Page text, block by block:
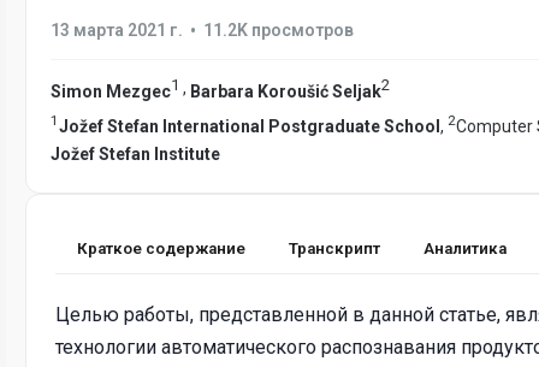
13 марта 2021 г. • 11.2K просмотров
Simon Mezgec1 , Barbara Koroušić Seljak2
1 Jožef Stefan International Postgraduate School , 2Computer
Jožef Stefan Institute
Краткое содержание Транскрипт Аналитика
Целью работы, представленной в данной статье,
технологии автоматического распознавания